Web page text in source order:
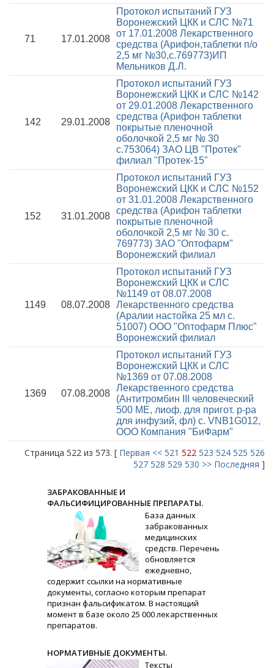
71 17.01.2008
Протокол испытаний ГУЗ
Воронежский ЦКК и СЛС №71
от 17.01.2008 Лекарственного
средства (Арифон,таблетки п/о
2,5 мг №30,с.769773)ИП
Мельников Д.Л.
142 29.01.2008
Протокол испытаний ГУЗ
Воронежский ЦКК и СЛС №142
от 29.01.2008 Лекарственного
средства (Арифон таблетки
покрытые пленочной
оболочкой 2,5 мг № 30
с.753064) ЗАО ЦВ "Протек"
филиал "Протек-15"
152 31.01.2008
Протокол испытаний ГУЗ
Воронежский ЦКК и СЛС №152
от 31.01.2008 Лекарственного
средства (Арифон таблетки
покрытые пленочной
оболочкой 2,5 мг № 30 с.
769773) ЗАО "Оптофарм"
Воронежский филиал
1149 08.07.2008
Протокол испытаний ГУЗ
Воронежский ЦКК и СЛС
№1149 от 08.07.2008
Лекарственного средства
(Аралии настойка 25 мл с.
51007) ООО "Оптофарм Плюс"
Воронежский филиал
1369 07.08.2008
Протокол испытаний ГУЗ
Воронежский ЦКК и СЛС
№1369 от 07.08.2008
Лекарственного средства
(Антитромбин III человеческий
500 МЕ, лиоф. для пригот. р-ра
для инфузий, фл) с. VNB1G012,
ООО Компания "БиФарм"
Страница 522 из 573. [ Первая << 521 522 523 524 525 526
527 528 529 530 >> Последняя ]
ЗАБРАКОВАННЫЕ И
ФАЛЬСИФИЦИРОВАННЫЕ ПРЕПАРАТЫ.
База данных
забракованных
медицинских
средств. Перечень
обновляется
ежедневно,
содержит ссылки на нормативные
документы, согласно которым препарат
признан фальсификатом. В настоящий
момент в базе около 25 000 лекарственных
препаратов.
НОРМАТИВНЫЕ ДОКУМЕНТЫ.
Тексты